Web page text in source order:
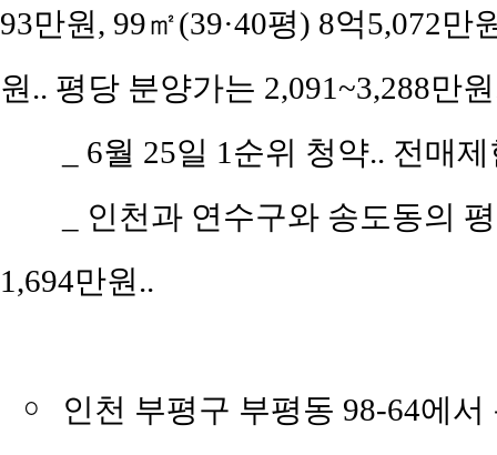
93만원, 99㎡(39·40평) 8억5,072만
원.. 평당 분양가는 2,091~3,288만
6월 25일 1순위 청약.. 전매
인천과 연수구와 송도동의
1,694만원..
￮
인천 부평구 부평동 98-64에